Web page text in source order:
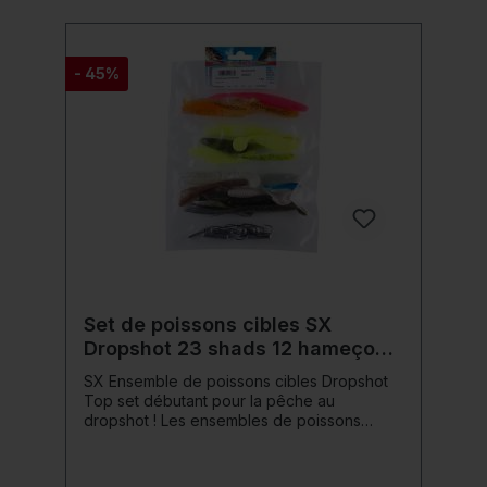
- 45%
Set de poissons cibles SX
Dropshot 23 shads 12 hameçons
divers leads
SX Ensemble de poissons cibles Dropshot
Top set débutant pour la pêche au
dropshot ! Les ensembles de poissons